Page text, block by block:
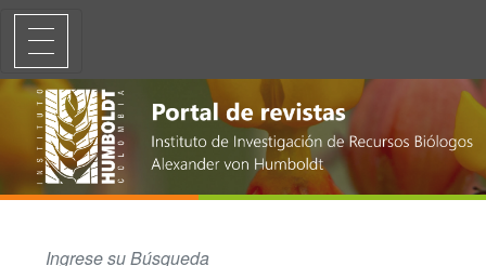
Herpetofauna de dos municipios del suroeste de Colombia